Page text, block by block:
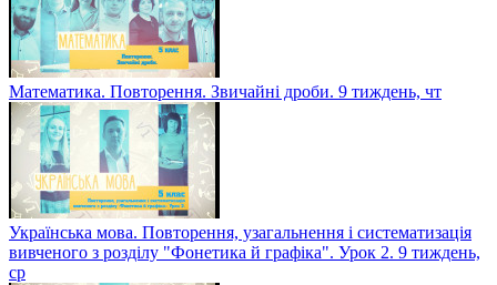
Українська мова. Повторення, узагальнення і систематизація
вивченого з розділу "Орфоепія й орфографія". Урок 1. 9
тиждень, чт
Математика. Повторення. Звичайні дроби. 9 тиждень, чт